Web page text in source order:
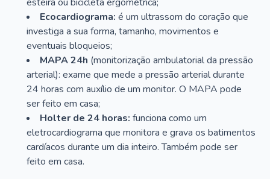
Ecocardiograma: é um ultrassom do coração que
investiga a sua forma, tamanho, movimentos e
eventuais bloqueios;
MAPA 24h (monitorização ambulatorial da pressão
arterial): exame que mede a pressão arterial durante
24 horas com auxílio de um monitor. O MAPA pode
ser feito em casa;
Holter de 24 horas: funciona como um
eletrocardiograma que monitora e grava os batimentos
cardíacos durante um dia inteiro. Também pode ser
feito em casa.